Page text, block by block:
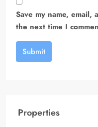
Save my name,
the next time I
Submit
Properties